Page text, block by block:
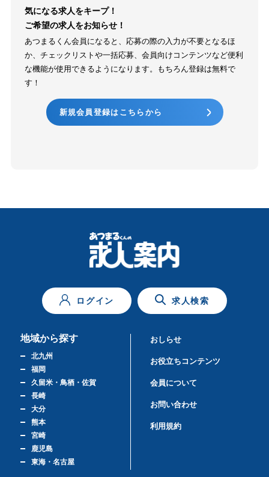
気になる求人をキープ！
ご希望の求人をお知らせ！
あつまるくん会員になると、応募の際の入力が不要となるほ
か、チェックリストや一括応募、会員向けコンテンツなど便利
な機能が使用できるようになります。もちろん登録は無料で
す！
新規会員登録はこちらから
ログイン 求人検索
地域から探す
北九州
福岡
久留米・鳥栖・佐賀
長崎
大分
熊本
宮崎
鹿児島
東海・名古屋
おしらせ
お役立ちコンテンツ
会員について
お問い合わせ
利用規約